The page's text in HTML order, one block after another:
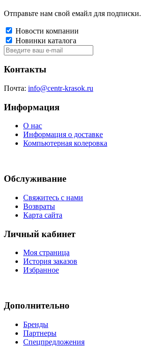
Отправьте нам свой емайл для подписки.
Новости компании
Новинки каталога
Контакты
Почта: info@centr-krasok.ru
Информация
О нас
Информация о доставке
Компьютерная колеровка
Обслуживание
Свяжитесь с нами
Возвраты
Карта сайта
Личный кабинет
Моя страница
История заказов
Избранное
Дополнительно
Бренды
Партнеры
Спецпредложения